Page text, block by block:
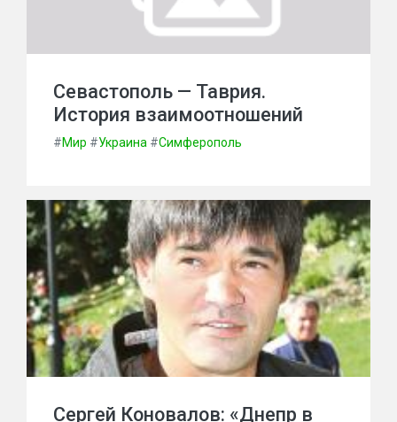
Севастополь — Таврия.
История взаимоотношений
#Мир #Украина #Симферополь
Сергей Коновалов: «Днепр в